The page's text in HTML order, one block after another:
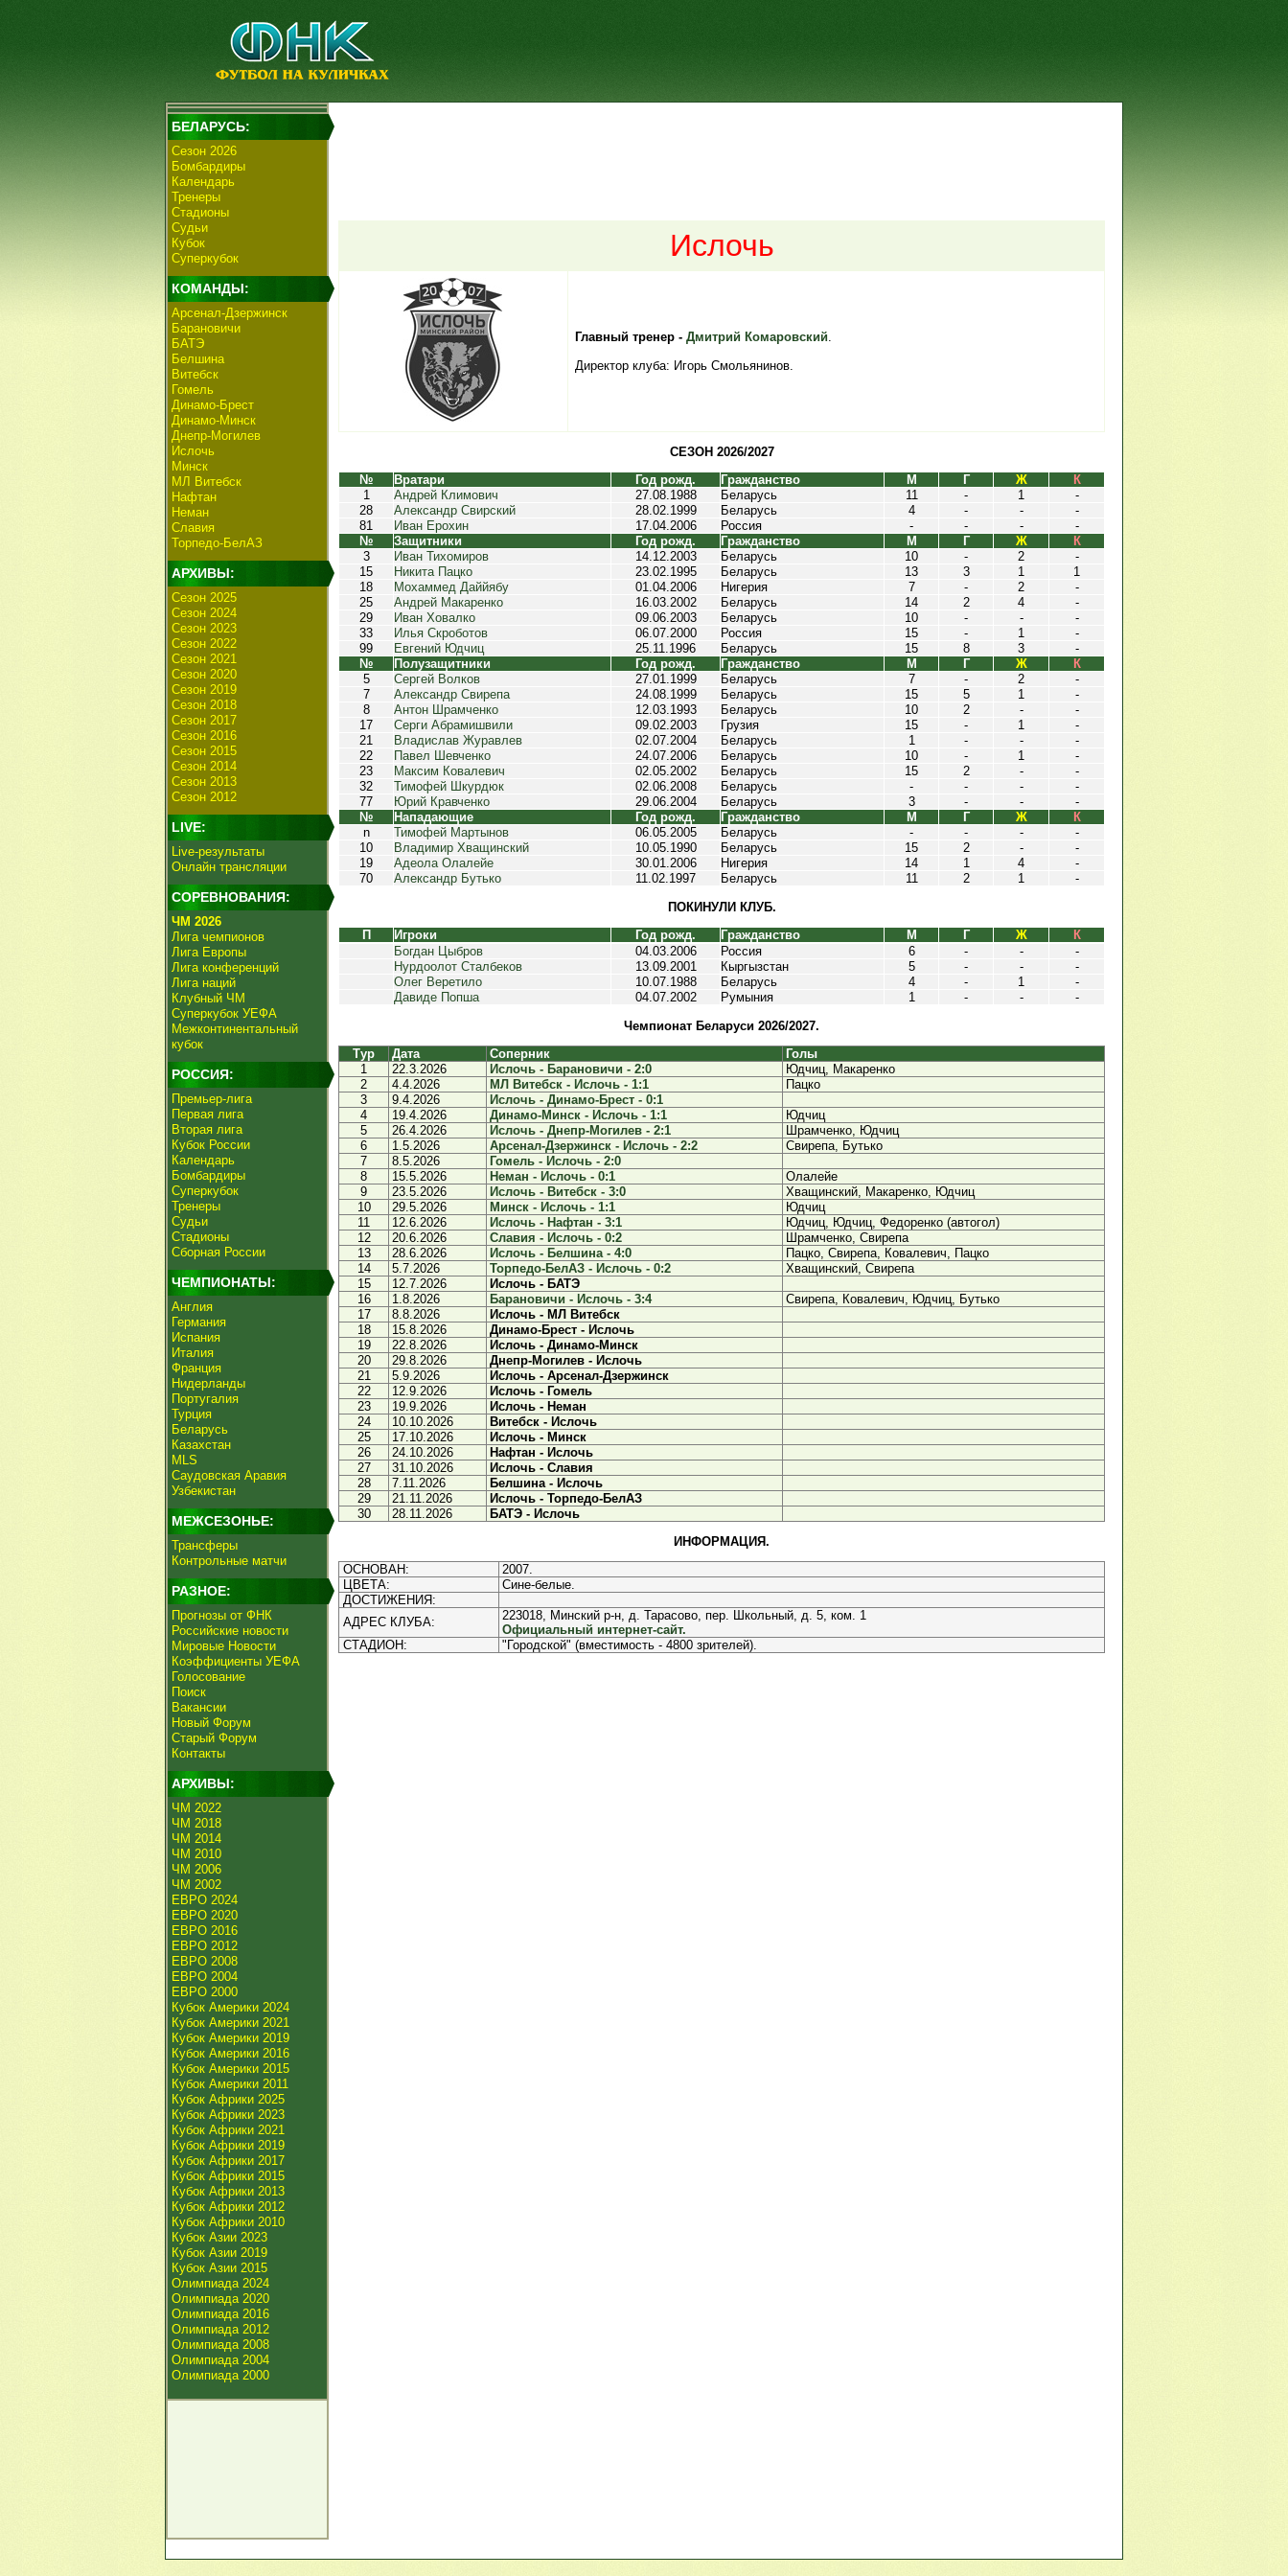
БЕЛАРУСЬ:
Сезон 2026
Бомбардиры
Календарь
Тренеры
Стадионы
Судьи
Кубок
Суперкубок
КОМАНДЫ:
Арсенал-Дзержинск
Барановичи
БАТЭ
Белшина
Витебск
Гомель
Динамо-Брест
Динамо-Минск
Днепр-Могилев
Ислочь
Минск
МЛ Витебск
Нафтан
Неман
Славия
Торпедо-БелАЗ
АРХИВЫ:
Сезон 2025
Сезон 2024
Сезон 2023
Сезон 2022
Сезон 2021
Сезон 2020
Сезон 2019
Сезон 2018
Сезон 2017
Сезон 2016
Сезон 2015
Сезон 2014
Сезон 2013
Сезон 2012
LIVE:
Live-результаты
Онлайн трансляции
СОРЕВНОВАНИЯ:
ЧМ 2026
Лига чемпионов
Лига Европы
Лига конференций
Лига наций
Клубный ЧМ
Суперкубок УЕФА
Межконтинентальный
кубок
РОССИЯ:
Премьер-лига
Первая лига
Вторая лига
Кубок России
Календарь
Бомбардиры
Суперкубок
Тренеры
Судьи
Стадионы
Сборная России
ЧЕМПИОНАТЫ:
Англия
Германия
Испания
Италия
Франция
Нидерланды
Португалия
Турция
Беларусь
Казахстан
MLS
Саудовская Аравия
Узбекистан
МЕЖСЕЗОНЬЕ:
Трансферы
Контрольные матчи
РАЗНОЕ:
Прогнозы от ФНК
Российские новости
Мировые Новости
Коэффициенты УЕФА
Голосование
Поиск
Вакансии
Новый Форум
Старый Форум
Контакты
АРХИВЫ:
ЧМ 2022
ЧМ 2018
ЧМ 2014
ЧМ 2010
ЧМ 2006
ЧМ 2002
ЕВРО 2024
ЕВРО 2020
ЕВРО 2016
ЕВРО 2012
ЕВРО 2008
ЕВРО 2004
ЕВРО 2000
Кубок Америки 2024
Кубок Америки 2021
Кубок Америки 2019
Кубок Америки 2016
Кубок Америки 2015
Кубок Америки 2011
Кубок Африки 2025
Кубок Африки 2023
Кубок Африки 2021
Кубок Африки 2019
Кубок Африки 2017
Кубок Африки 2015
Кубок Африки 2013
Кубок Африки 2012
Кубок Африки 2010
Кубок Азии 2023
Кубок Азии 2019
Кубок Азии 2015
Олимпиада 2024
Олимпиада 2020
Олимпиада 2016
Олимпиада 2012
Олимпиада 2008
Олимпиада 2004
Олимпиада 2000
Ислочь
Главный тренер - Дмитрий Комаровский.
Директор клуба: Игорь Смольянинов.
СЕЗОН 2026/2027
№
Вратари Год рожд. Гражданство М Г Ж
К
1
Андрей Климович 27.08.1988 Беларусь 11 - 1
-
28
Александр Свирский 28.02.1999 Беларусь 4 - -
-
81
Иван Ерохин 17.04.2006 Россия - - -
-
№
Защитники Год рожд. Гражданство М Г Ж
К
3
Иван Тихомиров 14.12.2003 Беларусь 10 - 2
-
15
Никита Пацко 23.02.1995 Беларусь 13 3 1
1
18
Мохаммед Даййябу 01.04.2006 Нигерия 7 - 2
-
25
Андрей Макаренко 16.03.2002 Беларусь 14 2 4
-
29
Иван Ховалко 09.06.2003 Беларусь 10 - -
-
33
Илья Скроботов 06.07.2000 Россия 15 - 1
-
99
Евгений Юдчиц 25.11.1996 Беларусь 15 8 3
-
№
Полузащитники Год рожд. Гражданство М Г Ж
К
5
Сергей Волков 27.01.1999 Беларусь 7 - 2
-
7
Александр Свирепа 24.08.1999 Беларусь 15 5 1
-
8
Антон Шрамченко 12.03.1993 Беларусь 10 2 -
-
17
Серги Абрамишвили 09.02.2003 Грузия 15 - 1
-
21
Владислав Журавлев 02.07.2004 Беларусь 1 - -
-
22
Павел Шевченко 24.07.2006 Беларусь 10 - 1
-
23
Максим Ковалевич 02.05.2002 Беларусь 15 2 -
-
32
Тимофей Шкурдюк 02.06.2008 Беларусь - - -
-
77
Юрий Кравченко 29.06.2004 Беларусь 3 - -
-
№
Нападающие Год рожд. Гражданство М Г Ж
К
n
Тимофей Мартынов 06.05.2005 Беларусь - - -
-
10
Владимир Хващинский 10.05.1990 Беларусь 15 2 -
-
19
Адеола Олалейе 30.01.2006 Нигерия 14 1 4
-
70
Александр Бутько 11.02.1997 Беларусь 11 2 1
-
ПОКИНУЛИ КЛУБ.
П
Игроки Год рожд. Гражданство М Г Ж
К
Богдан Цыбров
04.03.2006 Россия 6 - -
-
Нурдоолот Сталбеков
13.09.2001 Кыргызстан 5 - -
-
Олег Веретило
10.07.1988 Беларусь 4 - 1
-
Давиде Попша
04.07.2002 Румыния 1 - -
-
Чемпионат Беларуси 2026/2027.
Тур
Дата Соперник
Голы
1
22.3.2026 Ислочь - Барановичи - 2:0
Юдчиц, Макаренко
2
4.4.2026 МЛ Витебск - Ислочь - 1:1
Пацко
3
9.4.2026
Ислочь - Динамо-Брест - 0:1
4
19.4.2026 Динамо-Минск - Ислочь - 1:1
Юдчиц
5
26.4.2026 Ислочь - Днепр-Могилев - 2:1
Шрамченко, Юдчиц
6
1.5.2026 Арсенал-Дзержинск - Ислочь - 2:2
Свирепа, Бутько
7
8.5.2026
Гомель - Ислочь - 2:0
8
15.5.2026 Неман - Ислочь - 0:1
Олалейе
9
23.5.2026 Ислочь - Витебск - 3:0
Хващинский, Макаренко, Юдчиц
10
29.5.2026 Минск - Ислочь - 1:1
Юдчиц
11
12.6.2026 Ислочь - Нафтан - 3:1
Юдчиц, Юдчиц, Федоренко (автогол)
12
20.6.2026 Славия - Ислочь - 0:2
Шрамченко, Свирепа
13
28.6.2026 Ислочь - Белшина - 4:0
Пацко, Свирепа, Ковалевич, Пацко
14
5.7.2026 Торпедо-БелАЗ - Ислочь - 0:2
Хващинский, Свирепа
15
12.7.2026
Ислочь - БАТЭ
16
1.8.2026 Барановичи - Ислочь - 3:4
Свирепа, Ковалевич, Юдчиц, Бутько
17
8.8.2026
Ислочь - МЛ Витебск
18
15.8.2026
Динамо-Брест - Ислочь
19
22.8.2026
Ислочь - Динамо-Минск
20
29.8.2026
Днепр-Могилев - Ислочь
21
5.9.2026
Ислочь - Арсенал-Дзержинск
22
12.9.2026
Ислочь - Гомель
23
19.9.2026
Ислочь - Неман
24
10.10.2026
Витебск - Ислочь
25
17.10.2026
Ислочь - Минск
26
24.10.2026
Нафтан - Ислочь
27
31.10.2026
Ислочь - Славия
28
7.11.2026
Белшина - Ислочь
29
21.11.2026
Ислочь - Торпедо-БелАЗ
30
28.11.2026
БАТЭ - Ислочь
ИНФОРМАЦИЯ.
ОСНОВАН:
2007.
ЦВЕТА:
Сине-белые.
ДОСТИЖЕНИЯ:
АДРЕС КЛУБА:
223018, Минский р-н, д. Тарасово, пер. Школьный, д. 5, ком. 1
Официальный интернет-сайт.
СТАДИОН:
"Городской" (вместимость - 4800 зрителей).